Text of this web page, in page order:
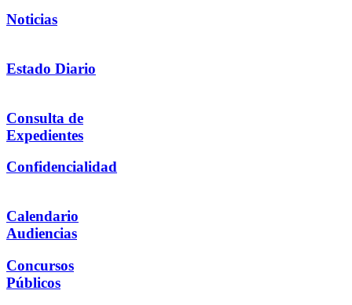
Noticias
Estado Diario
Consulta de
Expedientes
Confidencialidad
Calendario
Audiencias
Concursos
Públicos